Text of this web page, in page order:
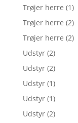
Trøjer herre (1)
Trøjer herre (2)
Trøjer herre (2)
Udstyr (2)
Udstyr (2)
Udstyr (1)
Udstyr (1)
Udstyr (2)